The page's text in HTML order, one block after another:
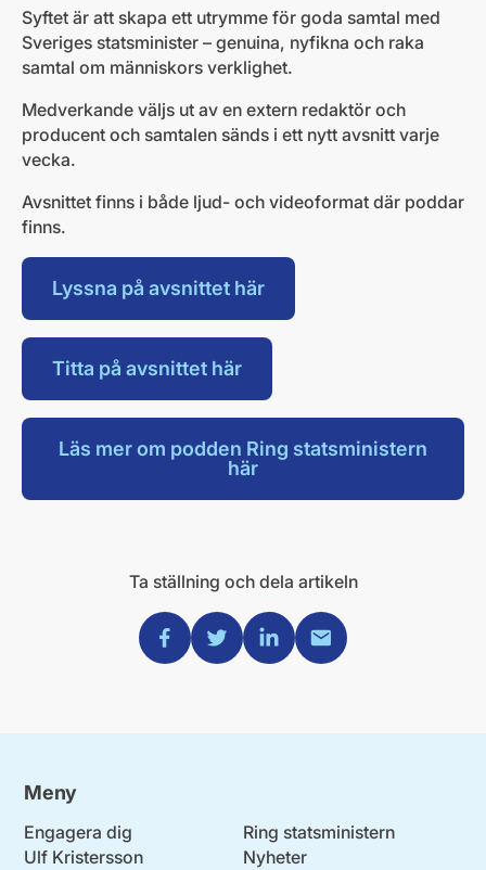
Syftet är att skapa ett utrymme för goda samtal med
Sveriges statsminister – genuina, nyfikna och raka
samtal om människors verklighet.
Medverkande väljs ut av en extern redaktör och
producent och samtalen sänds i ett nytt avsnitt varje
vecka.
Avsnittet finns i både ljud- och videoformat där poddar
finns.
Lyssna på avsnittet här
Titta på avsnittet här
Läs mer om podden Ring statsministern
här
Ta ställning och dela artikeln
Dela via Facebook
Dela via Twitter
Dela via Linkedin
Dela via Mail
Meny
Engagera dig
Ulf Kristersson
Ring statsministern
Nyheter